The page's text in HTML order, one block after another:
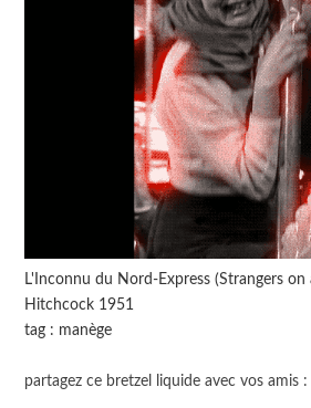
L'Inconnu du Nord-Express (Strangers on
Hitchcock 1951
tag : manège
partagez ce bretzel liquide avec vos amis